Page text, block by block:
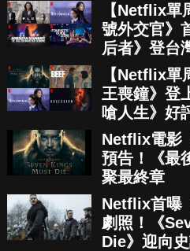
【Netflix單
號外交官》
后者》登台
【Netflix單
王喪鐘》登
嗆人生》好
Netflix電影
預告！《最
聚最終章
Netflix首曝
劇照！《
Die》迎向